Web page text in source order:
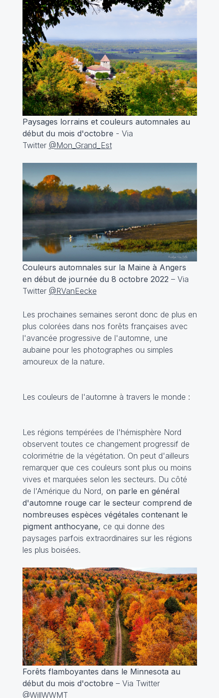
Paysages lorrains et couleurs automnales au
début du mois d'octobre - Via
Twitter @Mon_Grand_Est
Couleurs automnales sur la Maine à Angers
en début de journée du 8 octobre 2022 – Via
Twitter @RVanEecke
Les prochaines semaines seront donc de plus en
plus colorées dans nos forêts françaises avec
l'avancée progressive de l'automne, une
aubaine pour les photographes ou simples
amoureux de la nature.
Les couleurs de l'automne à travers le monde :
Les régions tempérées de l'hémisphère Nord
observent toutes ce changement progressif de
colorimétrie de la végétation. On peut d'ailleurs
remarquer que ces couleurs sont plus ou moins
vives et marquées selon les secteurs. Du côté
de l'Amérique du Nord, on parle en général
d'automne rouge car le secteur comprend de
nombreuses espèces végétales contenant le
pigment anthocyane, ce qui donne des
paysages parfois extraordinaires sur les régions
les plus boisées.
Forêts flamboyantes dans le Minnesota au
début du mois d'octobre – Via Twitter
@WillWWMT